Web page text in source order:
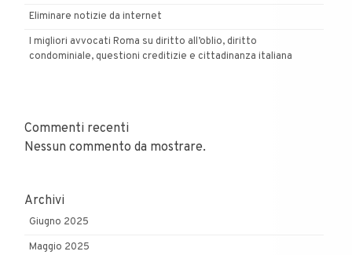
Eliminare notizie da internet
I migliori avvocati Roma su diritto all’oblio, diritto
condominiale, questioni creditizie e cittadinanza italiana
Commenti recenti
Nessun commento da mostrare.
Archivi
Giugno 2025
Maggio 2025